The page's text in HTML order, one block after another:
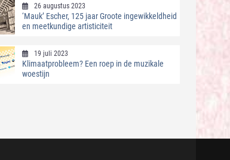
26 augustus 2023
‘Mauk’ Escher, 125 jaar Groote ingewikkeldheid
en meetkundige artisticiteit
19 juli 2023
Klimaatprobleem? Een roep in de muzikale
woestijn